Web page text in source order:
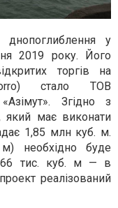
днопоглиблення у
2019 року. Його
торгів на
стало ТОВ
Згідно з
який має виконати
1,85 млн куб. м.
необхідно буде
466 тис. куб. м — в
реалізований